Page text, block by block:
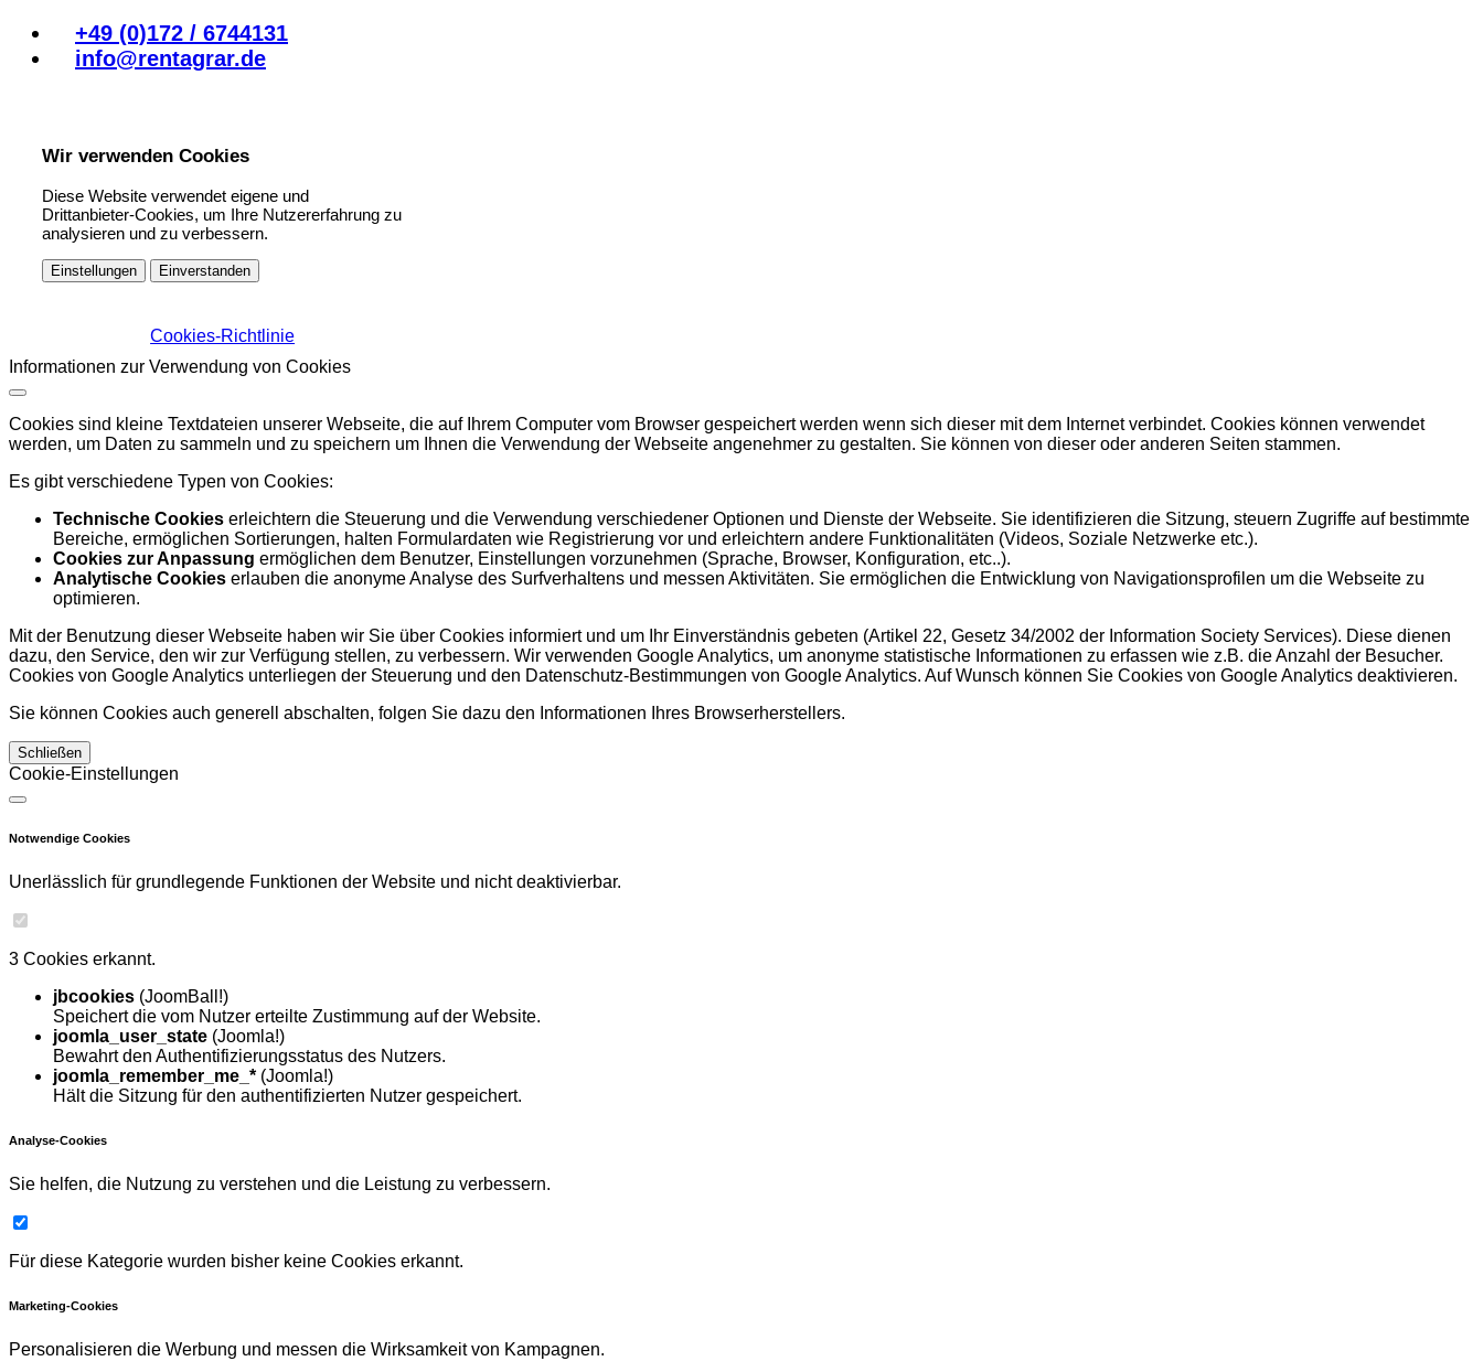
+49 (0)172 / 6744131
info@rentagrar.de
Wir verwenden Cookies
Diese Website verwendet eigene und
Drittanbieter-Cookies, um Ihre Nutzererfahrung zu
analysieren und zu verbessern.
Einstellungen Einverstanden
Cookies-Richtlinie
Informationen zur Verwendung von Cookies
Cookies sind kleine Textdateien unserer Webseite, die auf Ihrem Computer vom Browser gespeichert werden wenn sich dieser mit dem Internet verbindet. Cookies können verwendet
werden, um Daten zu sammeln und zu speichern um Ihnen die Verwendung der Webseite angenehmer zu gestalten. Sie können von dieser oder anderen Seiten stammen.
Es gibt verschiedene Typen von Cookies:
Technische Cookies erleichtern die Steuerung und die Verwendung verschiedener Optionen und Dienste der Webseite. Sie identifizieren die Sitzung, steuern Zugriffe auf bestimmte
Bereiche, ermöglichen Sortierungen, halten Formulardaten wie Registrierung vor und erleichtern andere Funktionalitäten (Videos, Soziale Netzwerke etc.).
Cookies zur Anpassung ermöglichen dem Benutzer, Einstellungen vorzunehmen (Sprache, Browser, Konfiguration, etc..).
Analytische Cookies erlauben die anonyme Analyse des Surfverhaltens und messen Aktivitäten. Sie ermöglichen die Entwicklung von Navigationsprofilen um die Webseite zu
optimieren.
Mit der Benutzung dieser Webseite haben wir Sie über Cookies informiert und um Ihr Einverständnis gebeten (Artikel 22, Gesetz 34/2002 der Information Society Services). Diese dienen
dazu, den Service, den wir zur Verfügung stellen, zu verbessern. Wir verwenden Google Analytics, um anonyme statistische Informationen zu erfassen wie z.B. die Anzahl der Besucher.
Cookies von Google Analytics unterliegen der Steuerung und den Datenschutz-Bestimmungen von Google Analytics. Auf Wunsch können Sie Cookies von Google Analytics deaktivieren.
Sie können Cookies auch generell abschalten, folgen Sie dazu den Informationen Ihres Browserherstellers.
Schließen
Cookie-Einstellungen
Notwendige Cookies
Unerlässlich für grundlegende Funktionen der Website und nicht deaktivierbar.
3 Cookies erkannt.
jbcookies (JoomBall!)
Speichert die vom Nutzer erteilte Zustimmung auf der Website.
joomla_user_state (Joomla!)
Bewahrt den Authentifizierungsstatus des Nutzers.
joomla_remember_me_* (Joomla!)
Hält die Sitzung für den authentifizierten Nutzer gespeichert.
Analyse-Cookies
Sie helfen, die Nutzung zu verstehen und die Leistung zu verbessern.
Für diese Kategorie wurden bisher keine Cookies erkannt.
Marketing-Cookies
Personalisieren die Werbung und messen die Wirksamkeit von Kampagnen.